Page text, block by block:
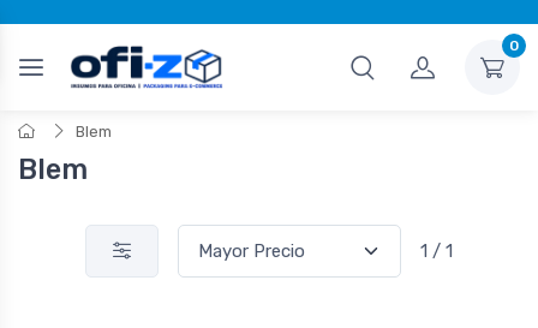
0
Blem
Blem
1 / 1